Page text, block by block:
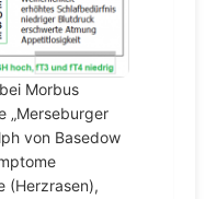
Morbus
„Merseburger
von Basedow
(Herzrasen),